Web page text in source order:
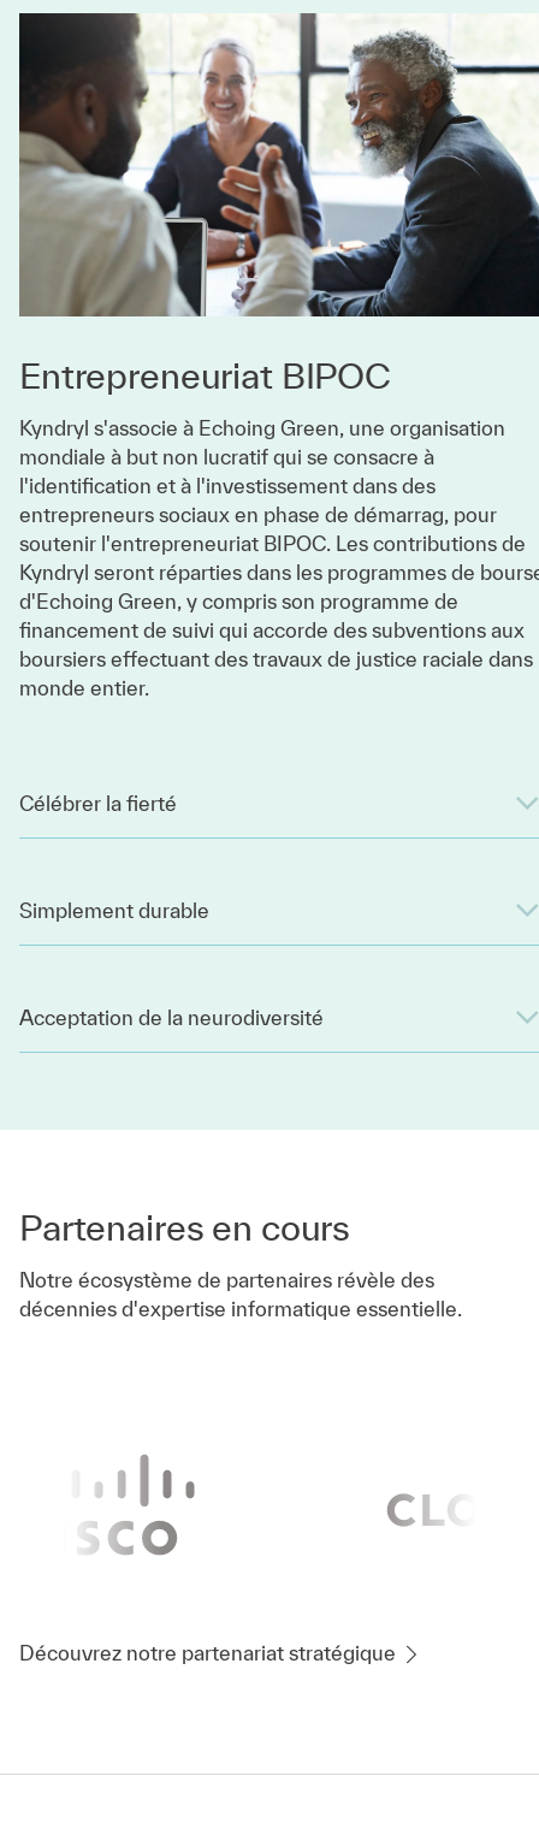
Entrepreneuriat BIPOC
Kyndryl s'associe à Echoing Green, une organisation
mondiale à but non lucratif qui se consacre à
l'identification et à l'investissement dans des
entrepreneurs sociaux en phase de démarrag, pour
soutenir l'entrepreneuriat BIPOC. Les contributions de
Kyndryl seront réparties dans les programmes de
d'Echoing Green, y compris son programme de
financement de suivi qui accorde des subventions aux
boursiers effectuant des travaux de justice raciale dans
monde entier.
Célébrer la fierté
Simplement durable
Acceptation de la neurodiversité
Partenaires en cours
Notre écosystème de partenaires révèle des
décennies d'expertise informatique essentielle.
Découvrez notre partenariat stratégique